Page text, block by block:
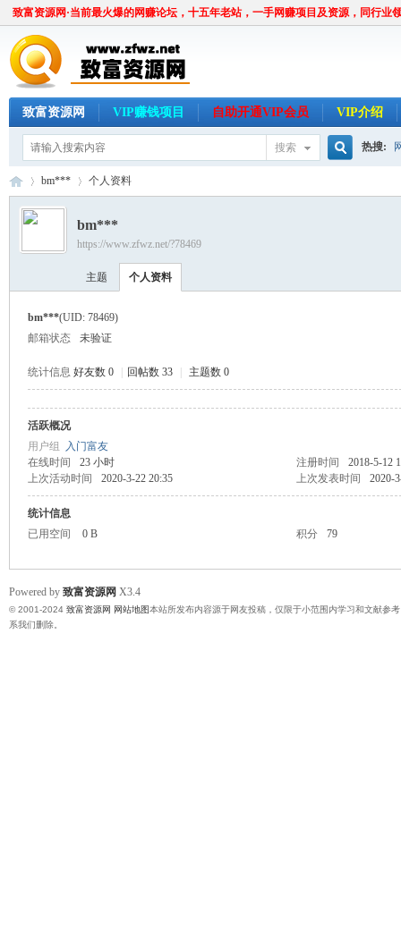
致富资源网·当前最火爆的网赚论坛，十五年老站，一手网赚项目及资源，同行业
致富资源网 VIP赚钱项目 自助开通VIP会员 VIP介绍
搜索 热搜:
资
›
bm*** 个人资料
bm***
https://www.zfwz.net/?78469
主题 个人资料
bm***(UID: 78469)
邮箱状态
未验证
统计信息 好友数 0 回帖数 33 主题数 0
活跃概况
用户组
入门富友
在线时间
23 小时 注册时间
2018-5-12
上次活动时间
2020-3-22 20:35 上次发表时间 2020-
统计信息
已用空间
0 B 积分 79
Powered by 致富资源网 X3.4
© 2001-2024 致富资源网 网站地图本站所发布内容源于网友投稿，仅限于小范围内学习和文献参
系我们删除。